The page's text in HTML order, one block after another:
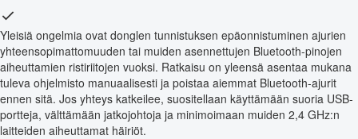
Yleisiä ongelmia ovat donglen tunnistuksen epäonnistuminen ajurien
yhteensopimattomuuden tai muiden asennettujen Bluetooth-pinojen
aiheuttamien ristiriitojen vuoksi. Ratkaisu on yleensä asentaa mukana
tuleva ohjelmisto manuaalisesti ja poistaa aiemmat Bluetooth-ajurit
ennen sitä. Jos yhteys katkeilee, suositellaan käyttämään suoria USB-
portteja, välttämään jatkojohtoja ja minimoimaan muiden 2,4 GHz:n
laitteiden aiheuttamat häiriöt.